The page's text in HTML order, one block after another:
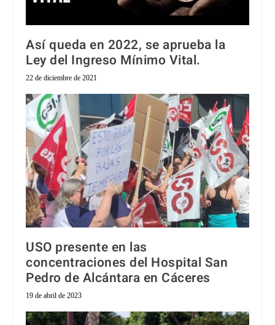
Así queda en 2022, se aprueba la
Ley del Ingreso Mínimo Vital.
22 de diciembre de 2021
USO presente en las
concentraciones del Hospital San
Pedro de Alcántara en Cáceres
19 de abril de 2023